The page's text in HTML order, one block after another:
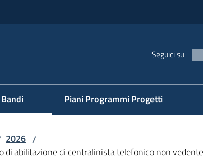
Seguici su
Piani Programmi Progetti
2026 /
abilitazione di centralinista telefonico non